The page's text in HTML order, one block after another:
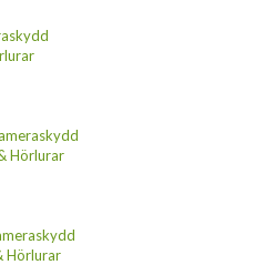
Hörlurar
Hörlurar